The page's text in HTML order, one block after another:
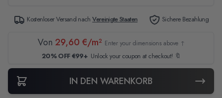
Kostenloser Versand nachVereinigte Staaten Sichere Bezahlung
Von 29,60 €/m² Enter your dimensions above ↑
20% OFF €99+ Unlock your coupon at checkout! 🔖
IN DEN WARENKORB